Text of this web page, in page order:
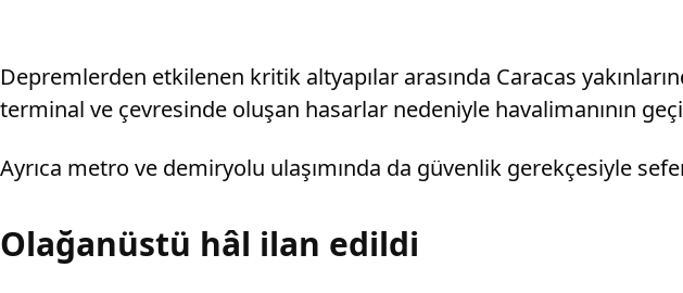
Depremlerden etkilenen kritik altyapılar arasında Caracas
terminal ve çevresinde oluşan hasarlar nedeniyle havalimanının
Ayrıca metro ve demiryolu ulaşımında da güvenlik gerekçesiyle
Olağanüstü hâl ilan edildi